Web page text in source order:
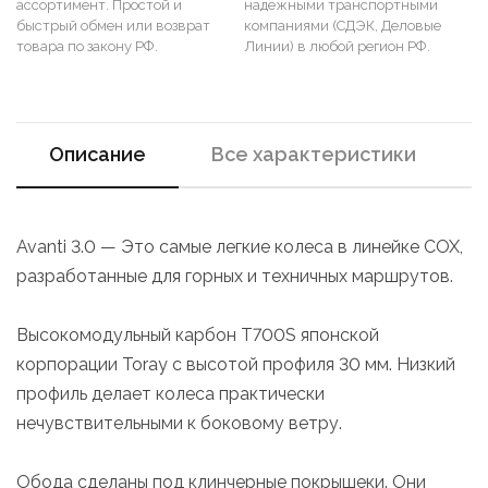
ассортимент. Простой и
быстрый обмен или возврат
товара по закону РФ.
надежными транспортными
компаниями (СДЭК, Деловые
Линии) в любой регион РФ.
Описание Все характеристики
Avanti 3.0 — Это самые легкие колеса в линейке COX,
разработанные для горных и техничных маршрутов.
Высокомодульный карбон T700S японской
корпорации Toray с высотой профиля 30 мм. Низкий
профиль делает колеса практически
нечувствительными к боковому ветру.
Обода сделаны под клинчерные покрышеки. Они